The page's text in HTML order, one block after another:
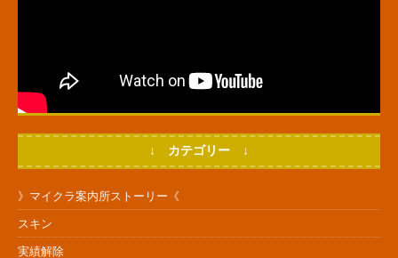
↓ カテゴリー ↓
》マイクラ案内所ストーリー《
スキン
実績解除